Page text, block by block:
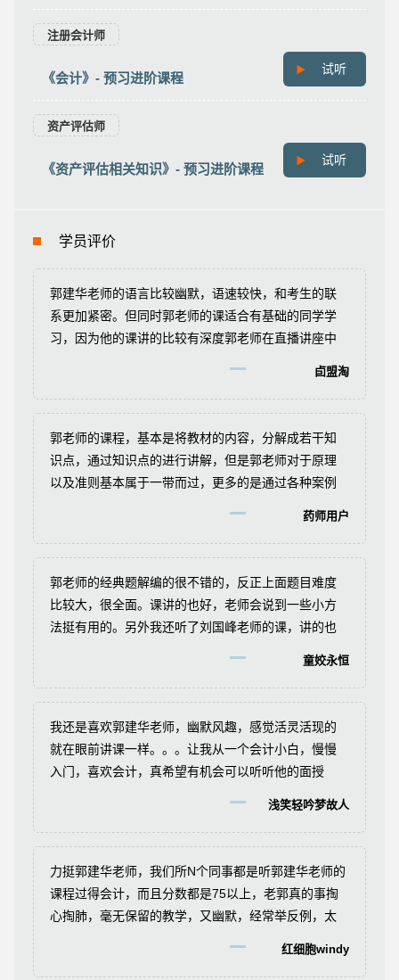
注册会计师
《会计》- 预习进阶课程
试听
资产评估师
《资产评估相关知识》- 预习进阶课程
试听
学员评价
郭建华老师的语言比较幽默，语速较快，和考生的联
系更加紧密。但同时郭老师的课适合有基础的同学学
习，因为他的课讲的比较有深度郭老师在直播讲座中
卣盟淘
郭老师的课程，基本是将教材的内容，分解成若干知
识点，通过知识点的进行讲解，但是郭老师对于原理
以及准则基本属于一带而过，更多的是通过各种案例
药师用户
郭老师的经典题解编的很不错的，反正上面题目难度
比较大，很全面。课讲的也好，老师会说到一些小方
法挺有用的。另外我还听了刘国峰老师的课，讲的也
童姣永恒
我还是喜欢郭建华老师，幽默风趣，感觉活灵活现的
就在眼前讲课一样。。。让我从一个会计小白，慢慢
入门，喜欢会计，真希望有机会可以听听他的面授
浅笑轻吟梦故人
力挺郭建华老师，我们所N个同事都是听郭建华老师的
课程过得会计，而且分数都是75以上，老郭真的事掏
心掏肺，毫无保留的教学，又幽默，经常举反例，太
红细胞windy